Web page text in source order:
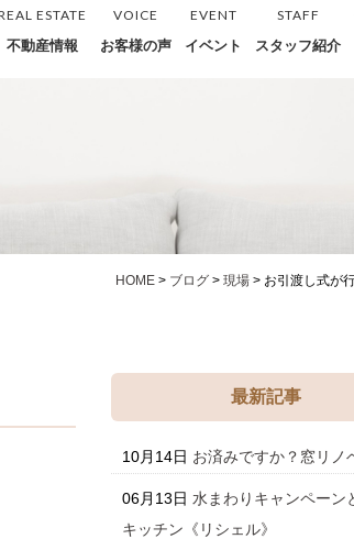
ESTATE
不動産情報
VOICE
お客様の声
EVENT
イベント
STAFF
スタッフ紹介
HOME > ブログ > 現場 > お引渡し式が
最新記事
10月14日 お済みですか？窓リノ
06月13日 水まわりキャンペーン
キッチン《リシェル》